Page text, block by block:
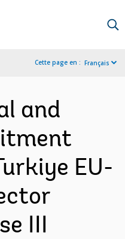
Cette page en : Français
and
EU-
III